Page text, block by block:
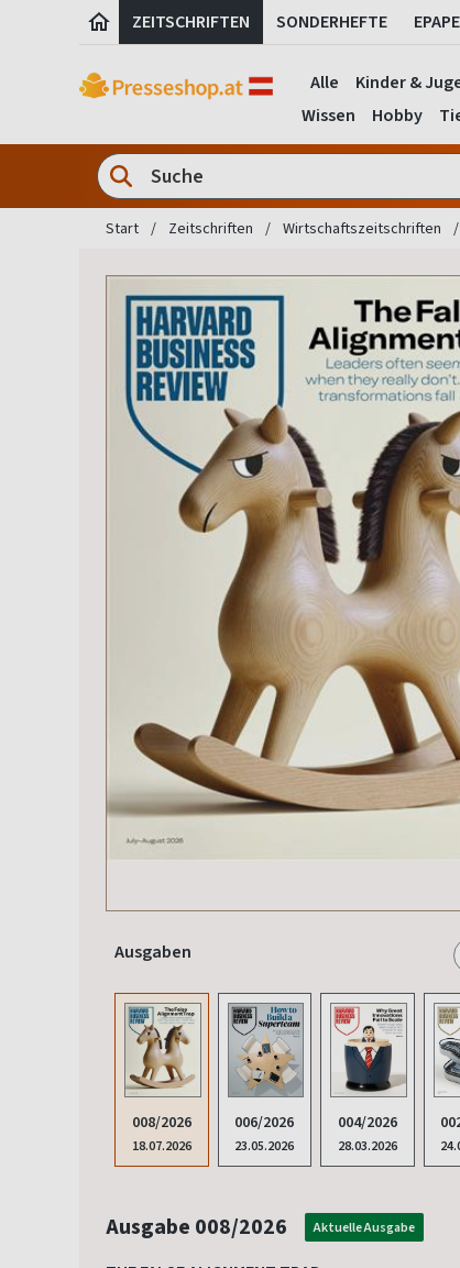
ZEITSCHRIFTEN SONDERHEFTE
Alle Kinder &
Wissen
Hobby
Start Zeitschriften Wirtschaftszeitschriften
Ausgaben
008/2026
18.07.2026
006/2026
23.05.2026
004/2026
28.03.2026
Ausgabe 008/2026 Aktuelle Ausgabe